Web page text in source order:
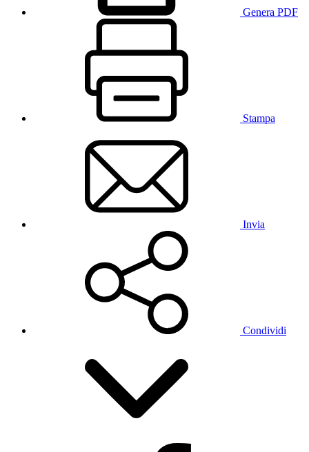
Genera PDF
Stampa
Invia
Condividi